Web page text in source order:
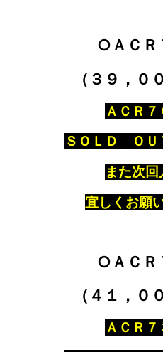
○ＡＣＲ
（３９，０
ＡＣＲ
ＳＯＬＤ ＯＵ
また次
宜しくお願
○ＡＣＲ
（４１，０
ＡＣＲ